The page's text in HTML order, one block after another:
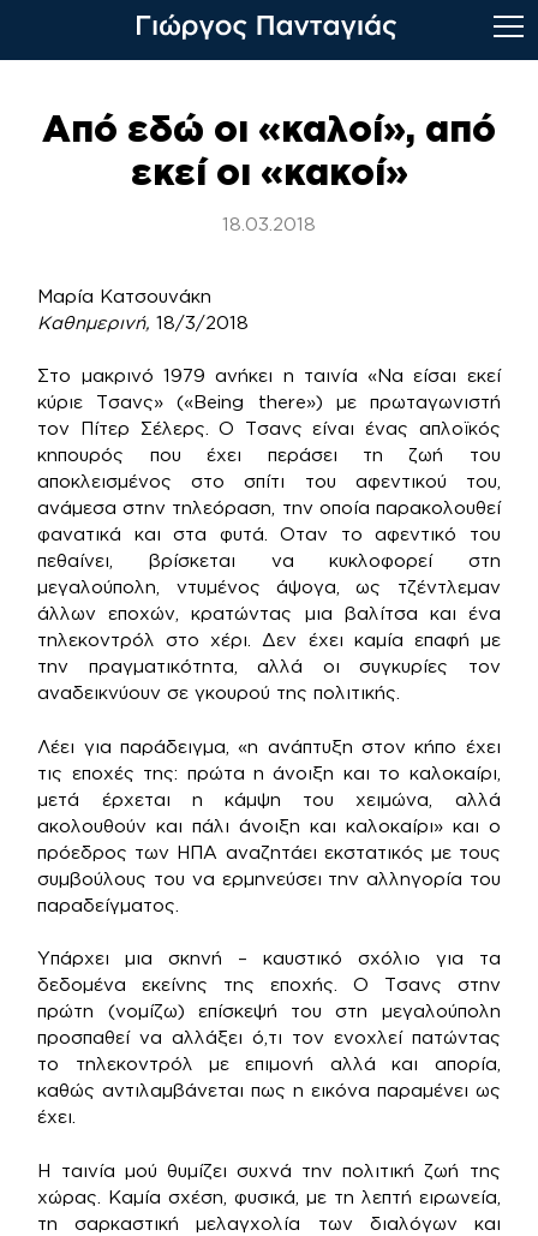
contentΑπό εδώ οι «καλοί», από
εκεί οι «κακοί»
18.03.2018
Μαρία Κατσουνάκη
Καθημερινή, 18/3/2018
Στο μακρινό 1979 ανήκει η ταινία «Να είσαι εκεί
κύριε Τσανς» («Being there») με πρωταγωνιστή
τον Πίτερ Σέλερς. Ο Τσανς είναι ένας απλοϊκός
κηπουρός που έχει περάσει τη ζωή του
αποκλεισμένος στο σπίτι του αφεντικού του,
ανάμεσα στην τηλεόραση, την οποία παρακολουθεί
φανατικά και στα φυτά. Οταν το αφεντικό του
πεθαίνει, βρίσκεται να κυκλοφορεί στη
μεγαλούπολη, ντυμένος άψογα, ως τζέντλεμαν
άλλων εποχών, κρατώντας μια βαλίτσα και ένα
τηλεκοντρόλ στο χέρι. Δεν έχει καμία επαφή με
την πραγματικότητα, αλλά οι συγκυρίες τον
αναδεικνύουν σε γκουρού της πολιτικής.
Λέει για παράδειγμα, «η ανάπτυξη στον κήπο έχει
τις εποχές της: πρώτα η άνοιξη και το καλοκαίρι,
μετά έρχεται η κάμψη του χειμώνα, αλλά
ακολουθούν και πάλι άνοιξη και καλοκαίρι» και ο
πρόεδρος των ΗΠΑ αναζητάει εκστατικός με τους
συμβούλους του να ερμηνεύσει την αλληγορία του
παραδείγματος.
Υπάρχει μια σκηνή – καυστικό σχόλιο για τα
δεδομένα εκείνης της εποχής. Ο Τσανς στην
πρώτη (νομίζω) επίσκεψή του στη μεγαλούπολη
προσπαθεί να αλλάξει ό,τι τον ενοχλεί πατώντας
το τηλεκοντρόλ με επιμονή αλλά και απορία,
καθώς αντιλαμβάνεται πως η εικόνα παραμένει ως
έχει.
Η ταινία μού θυμίζει συχνά την πολιτική ζωή της
χώρας. Καμία σχέση, φυσικά, με τη λεπτή ειρωνεία,
τη σαρκαστική μελαγχολία των διαλόγων και